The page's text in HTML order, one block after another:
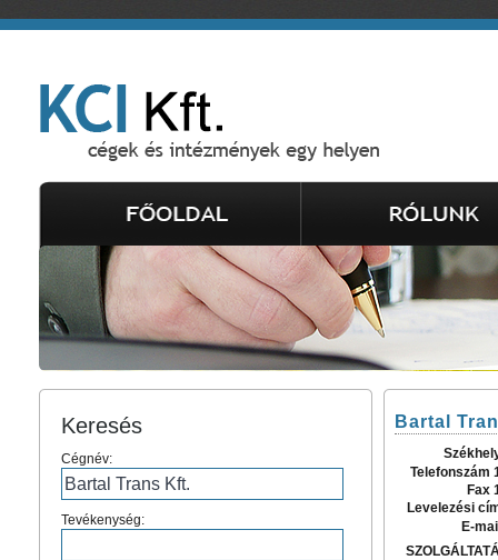
Keresés
Cégnév:
Tevékenység:
Bartal
Telefonszám
Fax
Levelezési
E-